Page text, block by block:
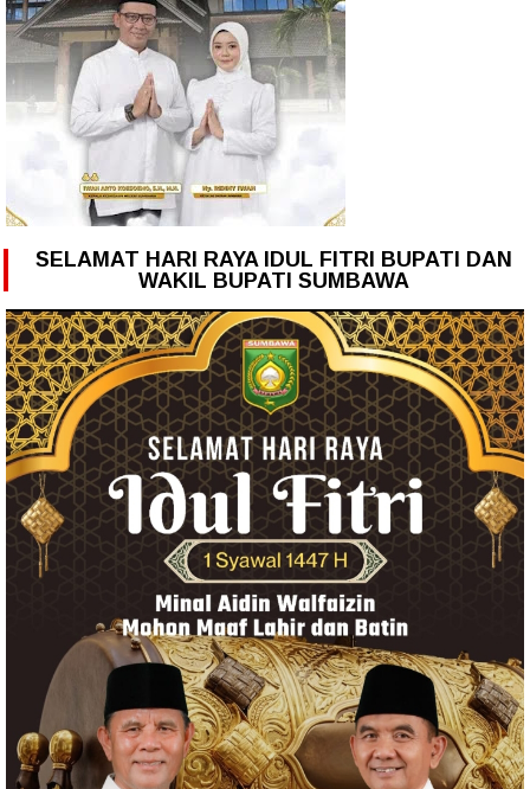
SELAMAT HARI RAYA IDUL FITRI BUPATI DAN
WAKIL BUPATI SUMBAWA